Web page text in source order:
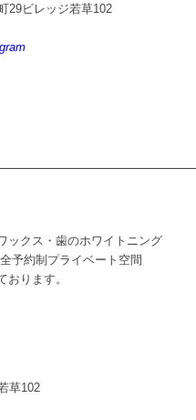
29ビレッジ若草102
ックス・歯のホワイトニング
予約制プライベート空間
ります。
草102